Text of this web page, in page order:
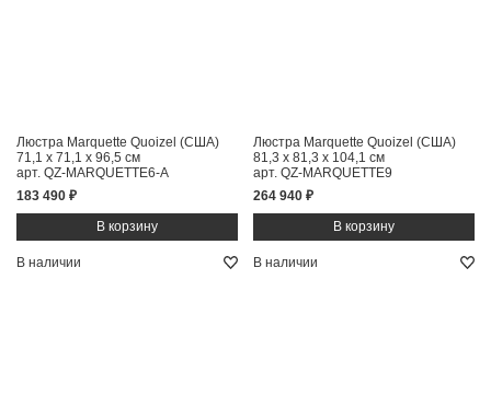
Люстра Marquette Quoizel (США)
71,1 x 71,1 x 96,5 см
арт. QZ-MARQUETTE6-A
183 490 ₽
Люстра Marquette Quoizel (США)
81,3 x 81,3 x 104,1 см
арт. QZ-MARQUETTE9
264 940 ₽
В наличии В наличии